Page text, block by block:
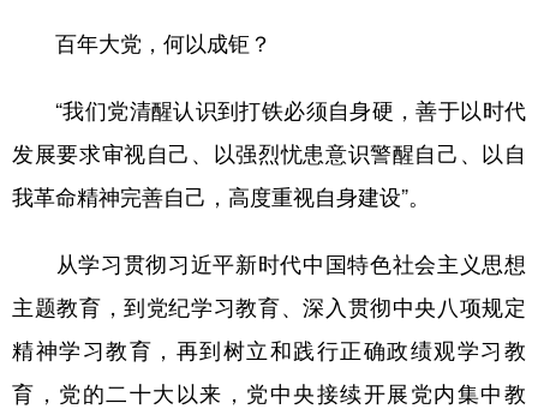
百年大党，何以成钜？
“我们党清醒认识到打铁必须自身硬，善于以时代
发展要求审视自己、以强烈忧患意识警醒自己、以自
我革命精神完善自己，高度重视自身建设”。
从学习贯彻习近平新时代中国特色社会主义思想
主题教育，到党纪学习教育、深入贯彻中央八项规定
精神学习教育，再到树立和践行正确政绩观学习教
育，党的二十大以来，党中央接续开展党内集中教